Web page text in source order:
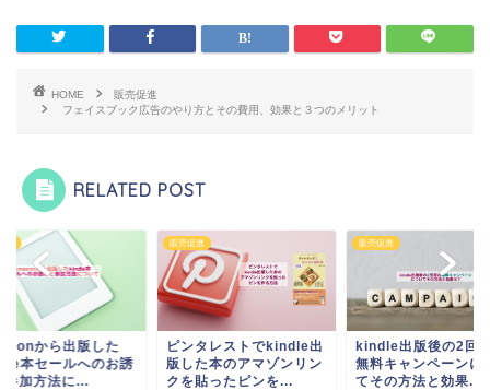
b
o
o
k
d
o
n
HOME
販売促進
フェイスブック広告のやり方とその費用、効果と３つのメリット
RELATED POST
から出版した
本セールへのお誘
参加方法に...
販売促進
ピンタレストでkindle出
版した本のアマゾンリン
クを貼ったピンを...
販売促進
kindle出版後の2回
無料キャンペーンに
てその方法と効果...